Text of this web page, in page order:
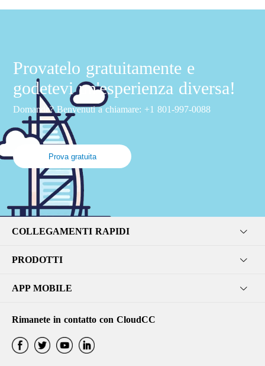
Provatelo gratuitamente e
godetevi un'esperienza diversa!
Domande? Benvenuti a chiamare: +1 801-997-0088
Prova gratuita
COLLEGAMENTI RAPIDI
PRODOTTI
APP MOBILE
Rimanete in contatto con CloudCC